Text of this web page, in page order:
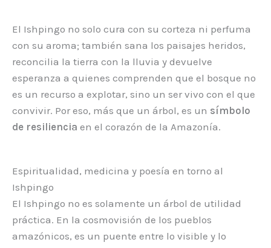
El Ishpingo no solo cura con su corteza ni perfuma
con su aroma; también sana los paisajes heridos,
reconcilia la tierra con la lluvia y devuelve
esperanza a quienes comprenden que el bosque no
es un recurso a explotar, sino un ser vivo con el que
convivir. Por eso, más que un árbol, es un símbolo
de resiliencia en el corazón de la Amazonía.
Espiritualidad, medicina y poesía en torno al
Ishpingo
El Ishpingo no es solamente un árbol de utilidad
práctica. En la cosmovisión de los pueblos
amazónicos, es un puente entre lo visible y lo